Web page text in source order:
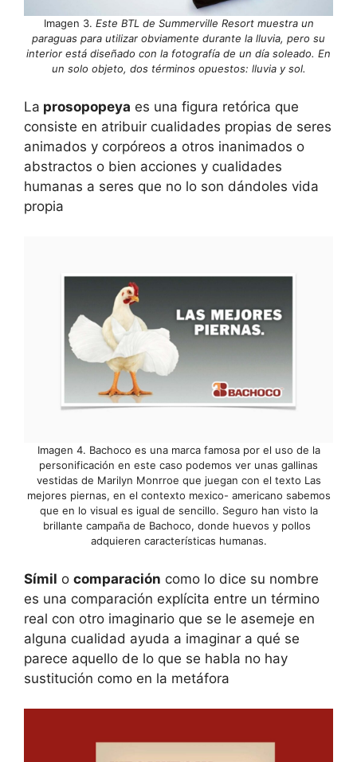
Imagen 3. Este BTL de Summerville Resort muestra un
paraguas para utilizar obviamente durante la lluvia, pero su
interior está diseñado con la fotografía de un día soleado. En
un solo objeto, dos términos opuestos: lluvia y sol.
La prosopopeya es una figura retórica que
consiste en atribuir cualidades propias de seres
animados y corpóreos a otros inanimados o
abstractos o bien acciones y cualidades
humanas a seres que no lo son dándoles vida
propia
Imagen 4. Bachoco es una marca famosa por el uso de la
personificación en este caso podemos ver unas gallinas
vestidas de Marilyn Monrroe que juegan con el texto Las
mejores piernas, en el contexto mexico- americano sabemos
que en lo visual es igual de sencillo. Seguro han visto la
brillante campaña de Bachoco, donde huevos y pollos
adquieren características humanas.
Símil o comparación como lo dice su nombre
es una comparación explícita entre un término
real con otro imaginario que se le asemeje en
alguna cualidad ayuda a imaginar a qué se
parece aquello de lo que se habla no hay
sustitución como en la metáfora